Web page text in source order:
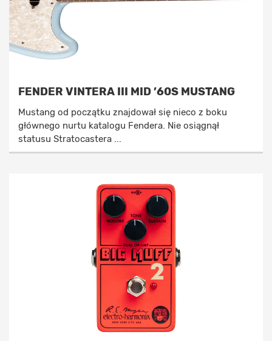
FENDER VINTERA III MID ’60S MUSTANG
Mustang od początku znajdował się nieco z boku
głównego nurtu katalogu Fendera. Nie osiągnął
statusu Stratocastera ...